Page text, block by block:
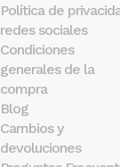
Política de
redes sociales
Condiciones
generales de la
compra
Blog
Cambios y
devoluciones